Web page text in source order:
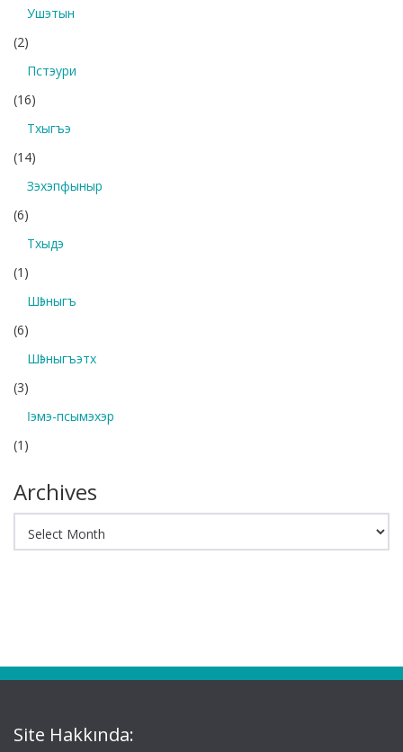
Ушэтын
(2)
Пстэури
(16)
Тхыгъэ
(14)
Зэхэпфыныр
(6)
Тхыдэ
(1)
Шӏэныгъ
(6)
Шӏэныгъэтх
(3)
Ӏэмэ-псымэхэр
(1)
Archives
Site Hakkında: